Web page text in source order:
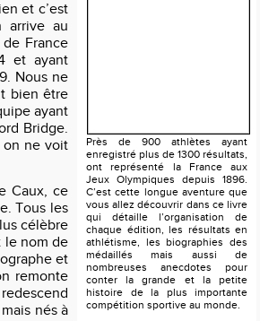
et c’est
arrive au
France
et ayant
Nous ne
bien être
ayant
Bridge.
on ne voit
Caux, ce
Tous les
célèbre
le nom de
et
remonte
nés à
Près de 900 athlètes ayant
enregistré plus de 1300 résultats,
ont représenté la France aux
Jeux Olympiques depuis 1896.
C’est cette longue aventure que
vous allez découvrir dans ce livre
qui détaille l’organisation de
chaque édition, les résultats en
athlétisme, les biographies des
médaillés mais aussi de
nombreuses anecdotes pour
conter la grande et la petite
histoire de la plus importante
compétition sportive au monde.